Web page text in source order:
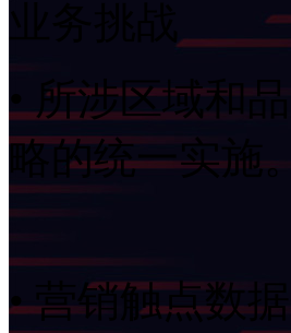
• 所涉区域和品
略的统一实施。
• 营销触点数